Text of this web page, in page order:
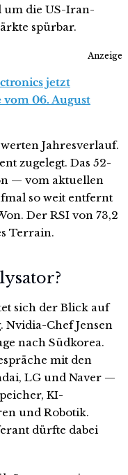
um die US-Iran-
spürbar.
Anzeige
jetzt
vom 06. August
Jahresverlauf.
zugelegt. Das 52-
— vom aktuellen
so weit entfernt
Der RSI von 73,2
Terrain.
sich der Blick auf
Nvidia-Chef Jensen
nach Südkorea.
mit den
LG und Naver —
KI-
und Robotik.
dürfte dabei